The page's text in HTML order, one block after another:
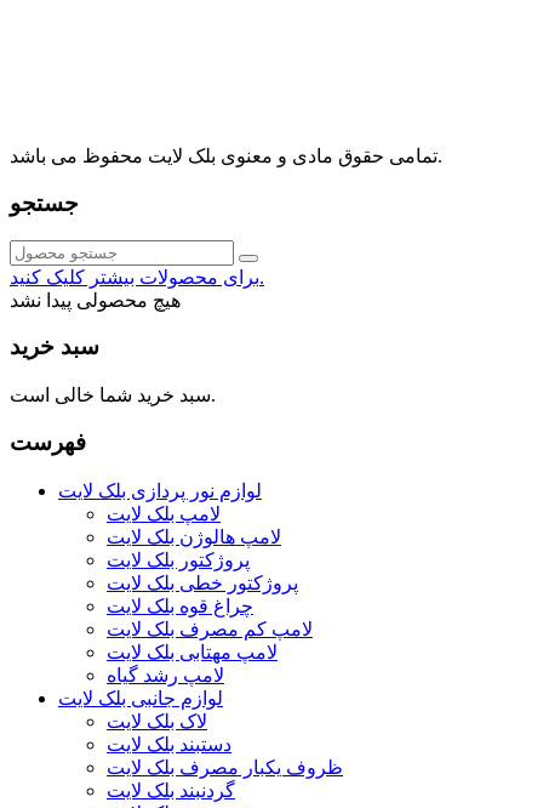
تمامی حقوق مادی و معنوی بلک لایت محفوظ می باشد.
جستجو
برای محصولات بیشتر کلیک کنید.
هیچ محصولی پیدا نشد
سبد خرید
سبد خرید شما خالی است.
فهرست
لوازم نور پردازی بلک لایت
لامپ بلک لایت
لامپ هالوژن بلک لایت
پروژکتور بلک لایت
پروژکتور خطی بلک لایت
چراغ قوه بلک لایت
لامپ کم مصرف بلک لایت
لامپ مهتابی بلک لایت
لامپ رشد گیاه
لوازم جانبی بلک لایت
لاک بلک لایت
دستبند بلک لایت
ظروف یکبار مصرف بلک لایت
گردنبند بلک لایت